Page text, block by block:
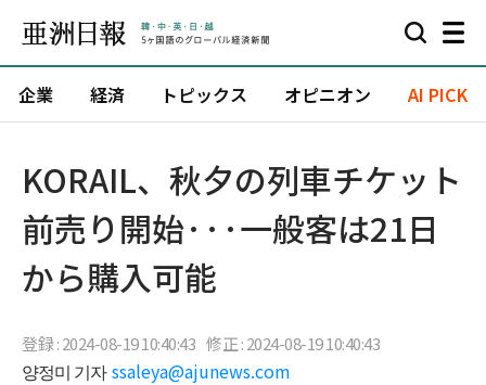
企業 経済 トピックス オピニオン AI PICK
KORAIL、秋夕の列車チケット
前売り開始···一般客は21日
から購入可能
登録 : 2024-08-19 10:40:43 修正 : 2024-08-19 10:40:43
양정미 기자 ssaleya@ajunews.com